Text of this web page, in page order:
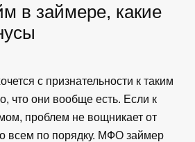
в займере, какие
с признательности к таким
что они вообще есть. Если к
проблем не вощникает от
всем по порядку. МФО займер